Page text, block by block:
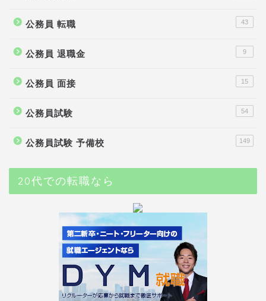
公務員 転職 43
公務員 退職金 9
公務員 面接 15
公務員試験 54
公務員試験 予備校 149
20代での転職なら